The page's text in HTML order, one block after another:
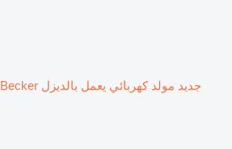
جديد مولد كهربائي يعمل بالديزل Becker